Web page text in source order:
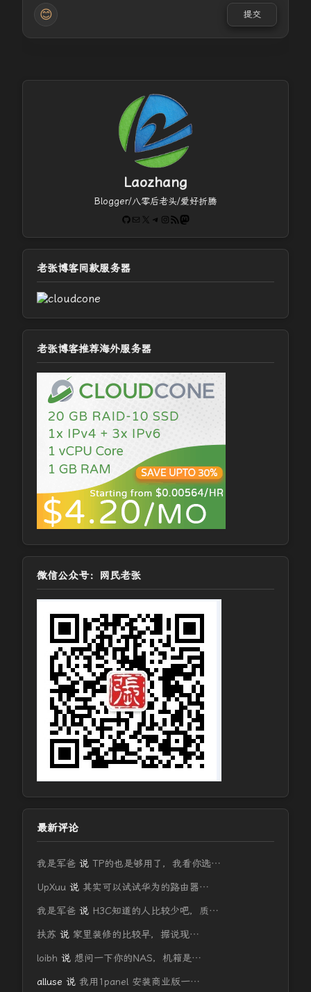
😊 提交
Laozhang
Blogger/八零后老头/爱好折腾
GitHub
电子邮件 X Telegram
Instagram
RSS FeedMastodon
老张博客同款服务器
老张博客推荐海外服务器
微信公众号：网民老张
最新评论
我是军爸 说 TP的也是够用了，我看你选…
UpXuu 说 其实可以试试华为的路由器…
我是军爸 说 H3C知道的人比较少吧，质…
扶苏 说 家里装修的比较早，据说现…
loibh 说 想问一下你的NAS，机箱是…
alluse 说 我用1panel 安装商业版一…